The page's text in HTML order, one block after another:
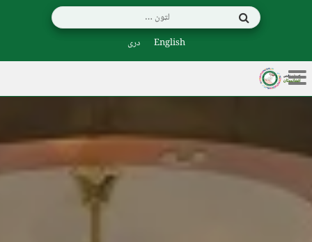
English دری